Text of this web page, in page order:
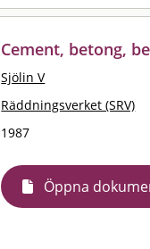
Cement, betong,
Sjölin V
Räddningsverket (SRV)
1987
Öppna